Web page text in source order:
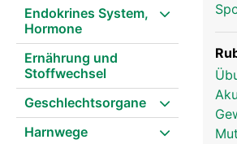
Endokrines System,
Hormone
Ernährung und
Stoffwechsel
Geschlechtsorgane
Harnwege